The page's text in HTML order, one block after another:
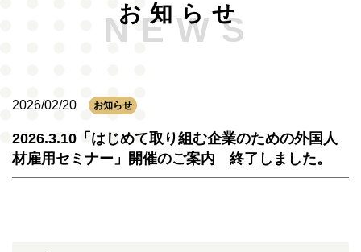
お知らせ
NEWS
2026/02/20 お知らせ
2026.3.10「はじめて取り組む企業のための外国人
材雇用セミナー」開催のご案内 終了しました。